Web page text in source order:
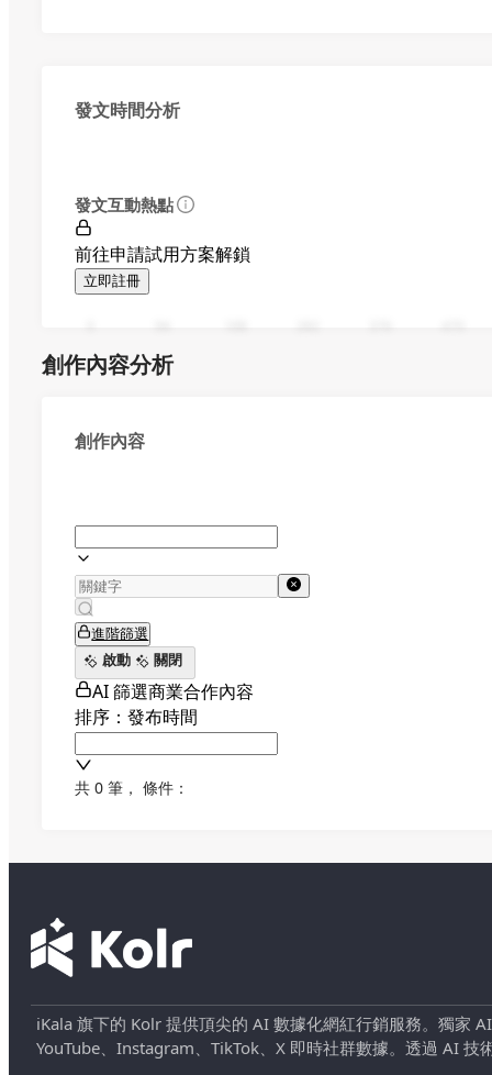
發文時間分析
發文互動熱點
前往申請試用方案解鎖
立即註冊
創作內容分析
創作內容
進階篩選
啟動
關閉
AI 篩選商業合作內容
排序：發布時間
共 0 筆 ， 條件：
iKala 旗下的 Kolr 提供頂尖的 AI 數據化網紅行銷服務。獨家
YouTube、Instagram、TikTok、X 即時社群數據。透過 AI